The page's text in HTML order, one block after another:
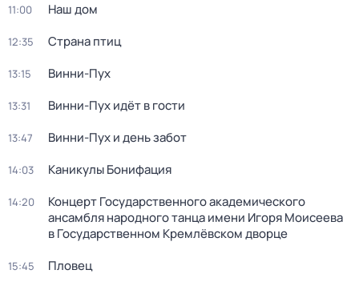
11:00 Наш дом
12:35 Страна птиц
13:15 Винни-Пух
13:31 Винни-Пух идёт в гости
13:47 Винни-Пух и день забот
14:03 Каникулы Бонифация
14:20
Концерт Государственного академического
ансамбля народного танца имени Игоря Моисеева
в Государственном Кремлёвском дворце
15:45 Пловец